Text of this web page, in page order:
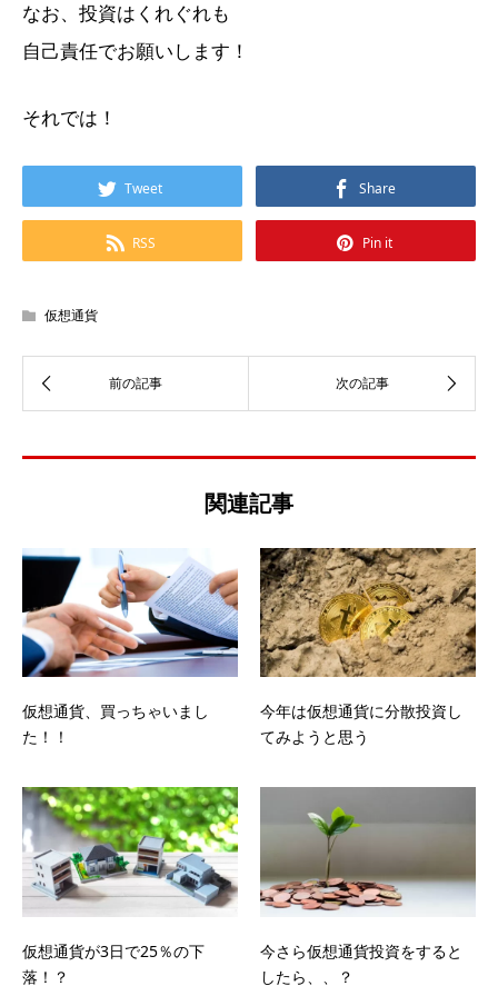
なお、投資はくれぐれも
自己責任でお願いします！
それでは！
Tweet Share
RSS Pin it
仮想通貨
関連記事
仮想通貨、買っちゃいまし
た！！
今年は仮想通貨に分散投資し
てみようと思う
仮想通貨が3日で25％の下
落！？
今さら仮想通貨投資をすると
したら、、？